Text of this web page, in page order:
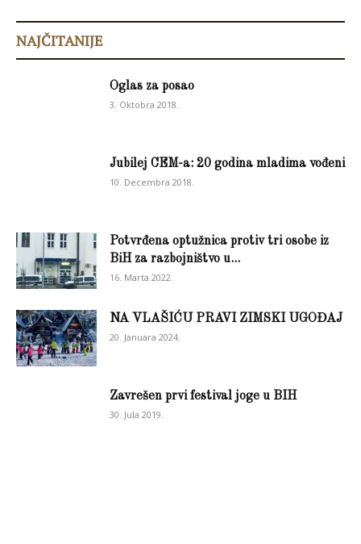
NAJČITANIJE
Oglas za posao
3. Oktobra 2018.
Jubilej CEM-a: 20 godina mladima vođeni
10. Decembra 2018.
Potvrđena optužnica protiv tri osobe iz
BiH za razbojništvo u...
16. Marta 2022.
NA VLAŠIĆU PRAVI ZIMSKI UGOĐAJ
20. Januara 2024.
Zavrešen prvi festival joge u BIH
30. Jula 2019.